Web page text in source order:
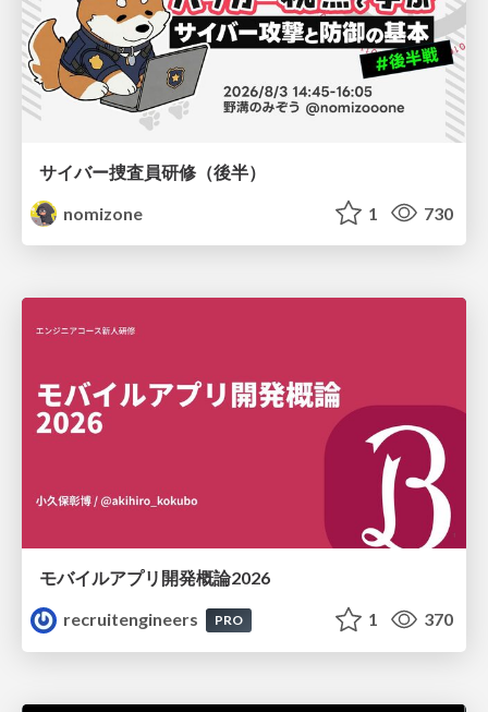
サイバー捜査員研修（後半）
nomizone
1 730
モバイルアプリ開発概論2026
recruitengineers
PRO 1 370